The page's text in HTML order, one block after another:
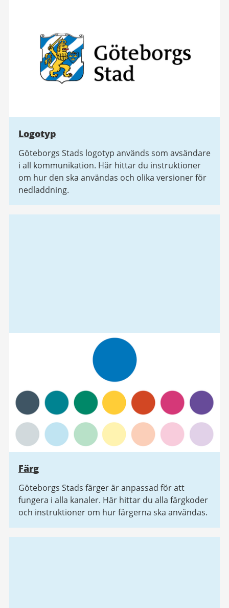
Logotyp
Göteborgs Stads logotyp används som avsändare
i all kommunikation. Här hittar du instruktioner
om hur den ska användas och olika versioner för
nedladdning.
Färg
Göteborgs Stads färger är anpassad för att
fungera i alla kanaler. Här hittar du alla färgkoder
och instruktioner om hur färgerna ska användas.